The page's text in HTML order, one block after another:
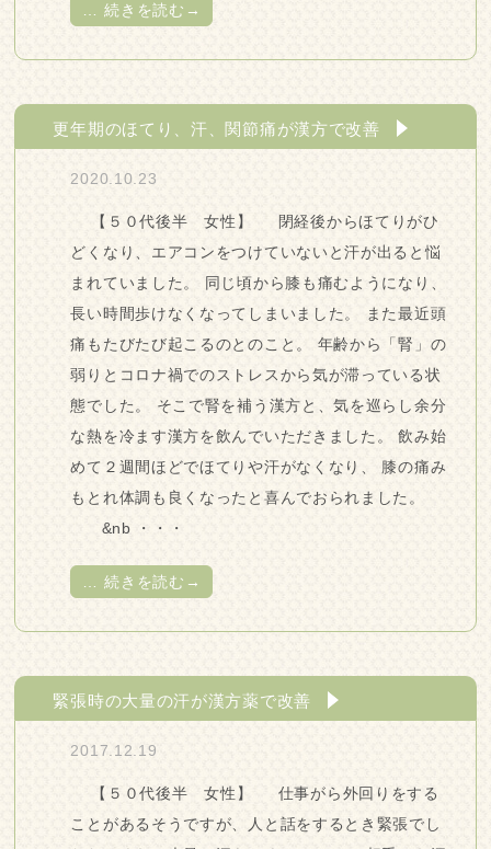
… 続きを読む→
更年期のほてり、汗、関節痛が漢方で改善
2020.10.23
【５０代後半 女性】 閉経後からほてりがひ
どくなり、エアコンをつけていないと汗が出ると悩
まれていました。 同じ頃から膝も痛むようになり、
長い時間歩けなくなってしまいました。 また最近頭
痛もたびたび起こるのとのこと。 年齢から「腎」の
弱りとコロナ禍でのストレスから気が滞っている状
態でした。 そこで腎を補う漢方と、気を巡らし余分
な熱を冷ます漢方を飲んでいただきました。 飲み始
めて２週間ほどでほてりや汗がなくなり、 膝の痛み
もとれ体調も良くなったと喜んでおられました。
&nb ・・・
… 続きを読む→
緊張時の大量の汗が漢方薬で改善
2017.12.19
【５０代後半 女性】 仕事がら外回りをする
ことがあるそうですが、人と話をするとき緊張でし